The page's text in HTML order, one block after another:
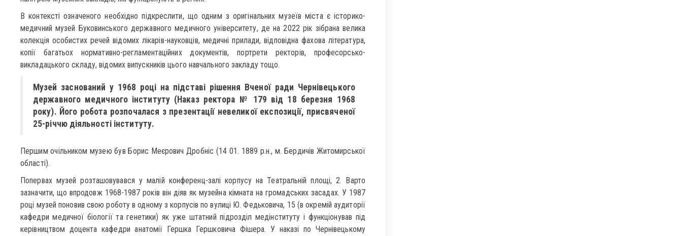
В контексті означеного необхідно підкреслити, що одним з оригінальних музеїв міста є історико-
медичний музей Буковинського державного медичного університету, де на 2022 рік зібрана велика
колекція особистих речей відомих лікарів-науковців, медичні прилади, відповідна фахова література,
копії багатьох нормативно-регламентаційних документів, портрети ректорів, професорсько-
викладацького складу, відомих випускників цього навчального закладу тощо.
Музей заснований у 1968 році на підставі рішення Вченої ради Чернівецького
державного медичного інституту (Наказ ректора № 179 від 18 березня 1968
року). Його робота розпочалася з презентації невеликої експозиції, присвяченої
25-річчю діяльності інституту.
Першим очільником музею був Борис Меєрович Дробніс (14 01. 1889 р.н., м. Бердичів Житомирської
області).
Попервах музей розташовувався у малій конференц-залі корпусу на Театральній площі, 2. Варто
зазначити, що впродовж 1968-1987 років він діяв як музейна кімната на громадських засадах. У 1987
році музей поновив свою роботу в одному з корпусів по вулиці Ю. Федьковича, 15 (в окремій аудиторії
кафедри медичної біології та генетики) як уже штатний підрозділ медінституту і функціонував під
керівництвом доцента кафедри анатомії Гершка Гершковича Фішера. У наказі по Чернівецькому